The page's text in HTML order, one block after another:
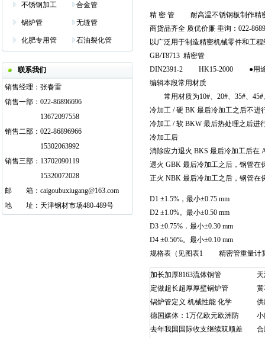
不锈钢加工 合金管
锅炉管 无缝管
化肥专用管 石油裂化管
联系我们
销售经理： 张春雷
销售一部： 022-86896696
13672097558
销售二部： 022-86896966
15302063992
销售三部： 13702090119
15320072028
邮
箱： caigoubuxiugang@163.com
地
址： 天津钢材市场480-489号
精 密 管 耐高温不锈钢板制作精
商货品齐全 质优价廉 垂询：022-
以广泛用于制造精密机械零件和
GB/T8713 精密管
DIN2391-2 HK15-2000 ●用途
编辑本段常用材质
常用材质为10#、20#、35#、
冷加工 / 硬 BK 最后冷加工之后不进
冷加工 / 软 BKW 最后热处理之后进
冷加工后
消除应力退火 BKS 最后冷加工后在
退火 GBK 最后冷加工之后，钢管在
正火 NBK 最后冷加工之后，钢管在
D1 ±1.5%，最小±0.75 mm
D2 ±1.0%。最小±0.50 mm
D3 ±0.75%．最小±0.30 mm
D4 ±0.50%。最小±0.10 mm
规格表（见图表1 精密管重量计算
加长加厚8163流体钢管
定做超长超厚厚壁锅炉管
锅炉管定义 机械性能 化学
德国媒体：1万亿欧元欧洲防
去年我国国际收支继续双顺差
供
合